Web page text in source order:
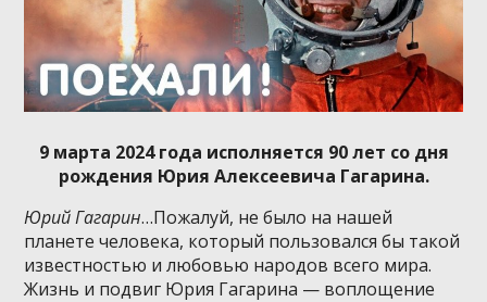
9 марта 2024 года исполняется 90 лет со дня
рождения Юрия Алексеевича Гагарина.
Юрий Гагарин…Пожалуй, не было на нашей
планете человека, который пользовался бы такой
известностью и любовью народов всего мира.
Жизнь и подвиг Юрия Гагарина — воплощение